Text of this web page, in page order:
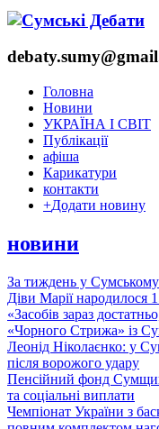
Головна
Новини
УКРАЇНА І СВІТ
Публікації
афіша
Карикатури
контакти
+Додати новину
новини
За тиждень у
Діви Марії народилося
«Засобів зараз
«Чорного Стрижа» із
Леонід Ніколаєнко: у
після ворожого удару
Пенсійний фонд
та соціальні виплати
Чемпіонат України з